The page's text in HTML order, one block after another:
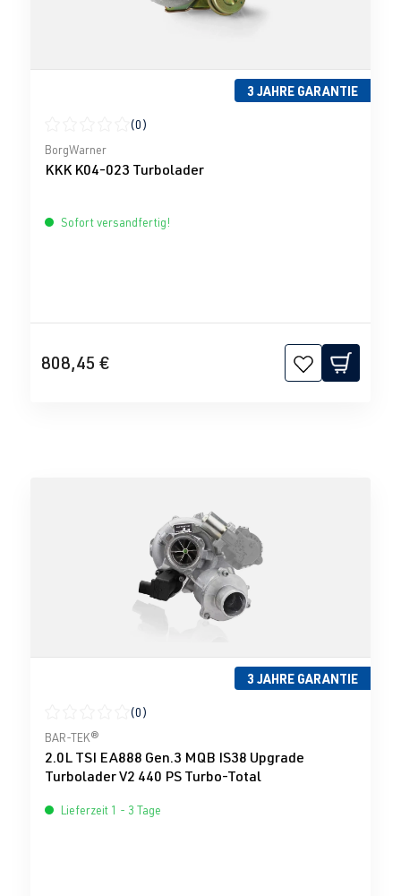
3 JAHRE GARANTIE
Durchschnittliche Bewertung von 0 von 5 Sternen
(0)
BorgWarner
KKK K04-023 Turbolader
Sofort versandfertig!
808,45 €
3 JAHRE GARANTIE
Durchschnittliche Bewertung von 0 von 5 Sternen
(0)
BAR-TEK®
2.0L TSI EA888 Gen.3 MQB IS38 Upgrade
Turbolader V2 440 PS Turbo-Total
Lieferzeit 1 - 3 Tage